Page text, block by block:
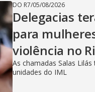
DO R7/05/08/2026
Delegacias
para
violência no
As chamadas Salas
unidades do IML